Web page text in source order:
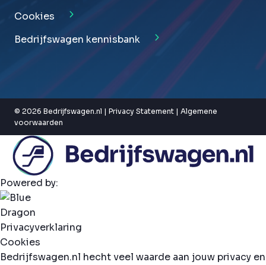
Cookies
Bedrijfswagen kennisbank
© 2026 Bedrijfswagen.nl | Privacy Statement | Algemene
voorwaarden
Powered by:
Privacyverklaring
Cookies
Bedrijfswagen.nl hecht veel waarde aan jouw privacy en